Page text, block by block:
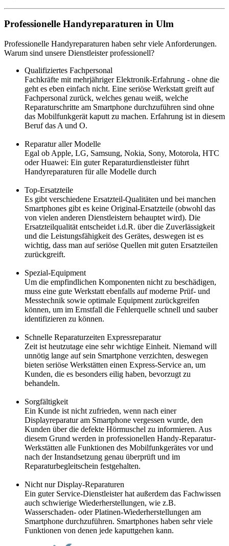
Professionelle Handyreparaturen in Ulm
Professionelle Handyreparaturen haben sehr viele Anforderungen.
Warum sind unsere Dienstleister professionell?
Qualifiziertes Fachpersonal
Fachkräfte mit mehrjähriger Elektronik-Erfahrung - ohne die
geht es eben einfach nicht. Eine seriöse Werkstatt greift auf
Fachpersonal zurück, welches genau weiß, welche
Reparaturschritte am Smartphone durchzuführen sind ohne
das Mobilfunkgerät kaputt zu machen. Erfahrung ist in diesem
Beruf das A und O.
Reparatur aller Modelle
Egal ob Apple, LG, Samsung, Nokia, Sony, Motorola, HTC
oder Huawei: Ein guter Reparaturdienstleister führt
Handyreparaturen für alle Modelle durch
Top-Ersatzteile
Es gibt verschiedene Ersatzteil-Qualitäten und bei manchen
Smartphones gibt es keine Original-Ersatzteile (obwohl das
von vielen anderen Dienstleistern behauptet wird). Die
Ersatzteilqualität entscheidet i.d.R. über die Zuverlässigkeit
und die Leistungsfähigkeit des Gerätes, deswegen ist es
wichtig, dass man auf seriöse Quellen mit guten Ersatzteilen
zurückgreift.
Spezial-Equipment
Um die empfindlichen Komponenten nicht zu beschädigen,
muss eine gute Werkstatt ebenfalls auf moderne Prüf- und
Messtechnik sowie optimale Equipment zurückgreifen
können, um im Ernstfall die Fehlerquelle schnell und sauber
identifizieren zu können.
Schnelle Reparaturzeiten Expressreparatur
Zeit ist heutzutage eine sehr wichtige Einheit. Niemand will
unnötig lange auf sein Smartphone verzichten, deswegen
bieten seriöse Werkstätten einen Express-Service an, um
Kunden, die es besonders eilig haben, bevorzugt zu
behandeln.
Sorgfältigkeit
Ein Kunde ist nicht zufrieden, wenn nach einer
Displayreparatur am Smartphone vergessen wurde, den
Kunden über die defekte Hörmuschel zu informieren. Aus
diesem Grund werden in professionellen Handy-Reparatur-
Werkstätten alle Funktionen des Mobilfunkgerätes vor und
nach der Instandsetzung genau überprüft und im
Reparaturbegleitschein festgehalten.
Nicht nur Display-Reparaturen
Ein guter Service-Dienstleister hat außerdem das Fachwissen
auch schwierige Wiederherstellungen, wie z.B.
Wasserschaden- oder Platinen-Wiederherstellungen am
Smartphone durchzuführen. Smartphones haben sehr viele
Funktionen von denen jede kaputtgehen kann.